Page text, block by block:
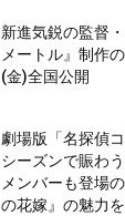
新進気鋭の監督
メートル』制作
(金)全国公開
劇場版「名探偵
シーズンで賑わ
メンバーも登場
の花嫁』の魅力